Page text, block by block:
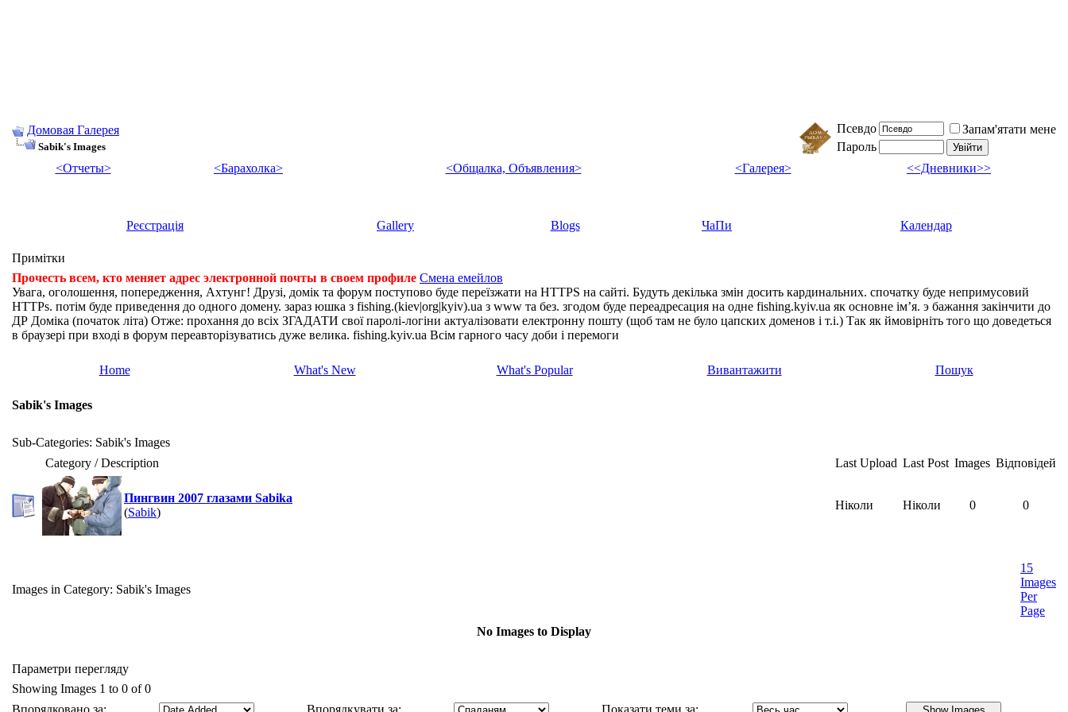
Домовая Галерея
Sabik's Images
Псевдо
Запам'ятати мене
Пароль
<Отчеты>
<Барахолка> <Общалка, Объявления> <Галерея> <<Дневники>>
Реєстрація Gallery Blogs ЧаПи Календар
Примітки
Прочесть всем, кто меняет адрес электронной почты в своем профиле Смена емейлов
Увага, оголошення, попередження, Ахтунг! Друзі, домік та форум поступово буде переїзжати на HTTPS на сайті. Будуть декілька змін досить кардинальних. спочатку буде непримусовий
HTTPs. потім буде приведення до одного домену. зараз юшка з fishing.(kiev|org|kyiv).ua з www та без. згодом буде переадресация на одне fishing.kyiv.ua як основне імʼя. э бажання закінчити до
ДР Доміка (початок літа) Отже: прохання до всіх ЗГАДАТИ свої паролі-логіни актуалізовати електронну пошту (щоб там не було цапских доменов і т.і.) Так як ймовірніть того що доведеться
в браузері при вході в форум переавторізуватись дуже велика. fishing.kyiv.ua Всім гарного часу доби і перемоги
Home What's New What's Popular Вивантажити Пошук
Sabik's Images
Sub-Categories: Sabik's Images
Category / Description
Last Upload Last Post Images Відповідей
Пингвин 2007 глазами Sabika
(Sabik)
Ніколи Ніколи 0 0
Images in Category: Sabik's Images
15
Images
Per
Page
No Images to Display
Параметри перегляду
Showing Images 1 to 0 of 0
Впорядковано за:
Впорядкувати за: Показати теми за: